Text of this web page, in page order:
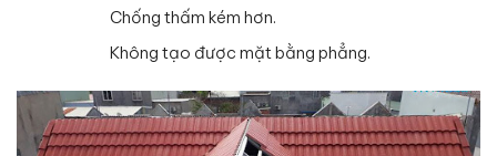
Chống thấm kém hơn.
Không tạo được mặt bằng phẳng.